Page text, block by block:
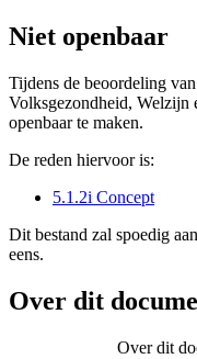
Niet openbaar
Tijdens de beoordeling
Volksgezondheid, Welzijn
openbaar te maken.
De reden hiervoor is:
5.1.2i Concept
Dit bestand zal spoedig
eens.
Over dit
Over dit